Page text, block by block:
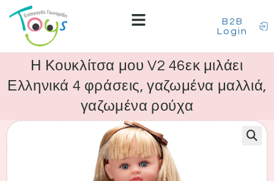
B2B
Login
Η Κουκλίτσα μου V2 46εκ μιλάει
Ελληνικά 4 φράσεις, γαζωμένα μαλλιά,
γαζωμένα ρούχα